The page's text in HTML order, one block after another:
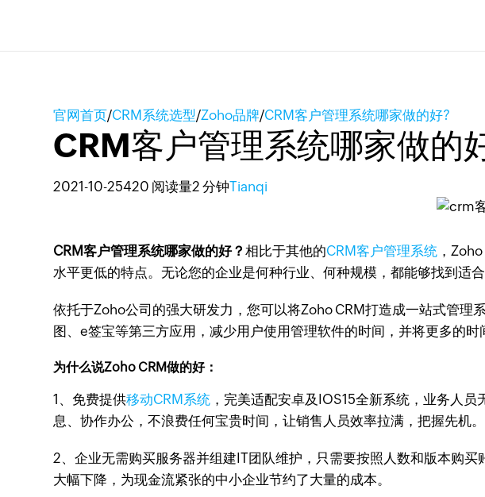
官网首页/CRM系统选型/Zoho品牌/CRM客户管理系统哪家做的好?
CRM客户管理系统哪家做的
2021-10-25420 阅读量2 分钟Tianqi
CRM客户管理系统哪家做的好？相比于其他的CRM客户管理系统 ，
水平更低的特点。无论您的企业是何种行业、何种规模，都能够找到适合
依托于Zoho公司的强大研发力，您可以将Zoho CRM打造成一站式管
图、e签宝等第三方应用，减少用户使用管理软件的时间，并将更多的时
为什么说Zoho CRM做的好：
1、免费提供移动CRM系统 ，完美适配安卓及IOS15全新系统，业务人
息、协作办公，不浪费任何宝贵时间，让销售人员效率拉满，把握先机。
2、企业无需购买服务器并组建IT团队维护，只需要按照人数和版本购
大幅下降，为现金流紧张的中小企业节约了大量的成本。